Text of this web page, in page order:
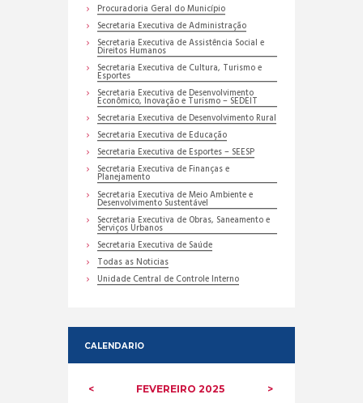
Procuradoria Geral do Município
Secretaria Executiva de Administração
Secretaria Executiva de Assistência Social e
Direitos Humanos
Secretaria Executiva de Cultura, Turismo e
Esportes
Secretaria Executiva de Desenvolvimento
Econômico, Inovação e Turismo – SEDEIT
Secretaria Executiva de Desenvolvimento Rural
Secretaria Executiva de Educação
Secretaria Executiva de Esportes – SEESP
Secretaria Executiva de Finanças e
Planejamento
Secretaria Executiva de Meio Ambiente e
Desenvolvimento Sustentável
Secretaria Executiva de Obras, Saneamento e
Serviços Urbanos
Secretaria Executiva de Saúde
Todas as Noticias
Unidade Central de Controle Interno
CALENDARIO
FEVEREIRO 2025